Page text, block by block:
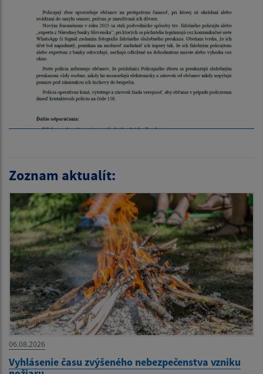
Zoznam aktualít:
06.08.2026
Vyhlásenie času zvýšeného nebezpečenstva vzniku